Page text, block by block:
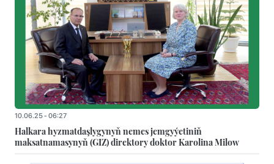
10.06.25 - 06:27
Halkara hyzmatdaşlygynyň nemes jemgyýetiniň
maksatnamasynyň (GIZ) direktory doktor Karolina Milow